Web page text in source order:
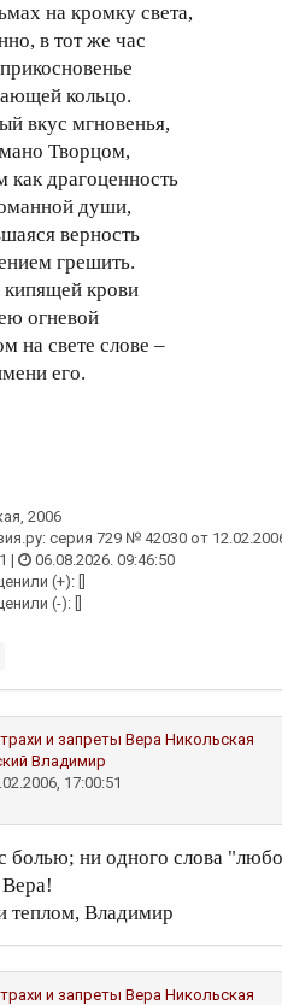
на кромку света,
в тот же час
кольцо.
вкус мгновенья,
Творцом,
как драгоценность
души,
верность
грешить.
крови
огневой
на свете слове –
его.
, 2006
серия 729 № 42030 от
|
06.08.2026. 09:46:50
(+): []
(-): []
и запреты Вера Никольская
Владимир
17:00:51
болью; ни одного слова
теплом, Владимир
и запреты Вера Никольская